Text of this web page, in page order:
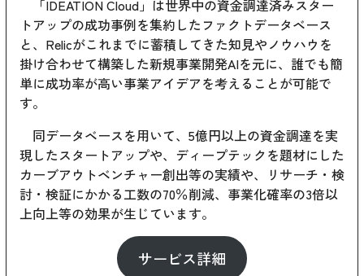
「IDEATION Cloud」は世界中の資金調達済みスター
トアップの成功事例を集約したファクトデータベース
と、Relicがこれまでに蓄積してきた知見やノウハウを
掛け合わせて構築した新規事業開発AIを元に、誰でも簡
単に成功率が高い事業アイデアを考えることが可能で
す。
同データベースを用いて、5億円以上の資金調達を実
現したスタートアップや、ディープテックを題材にした
カーブアウトベンチャー創出等の実績や、リサーチ・検
討・検証にかかる工数の70％削減、事業化確率の3倍以
上向上等の効果が生じています。
サービス詳細